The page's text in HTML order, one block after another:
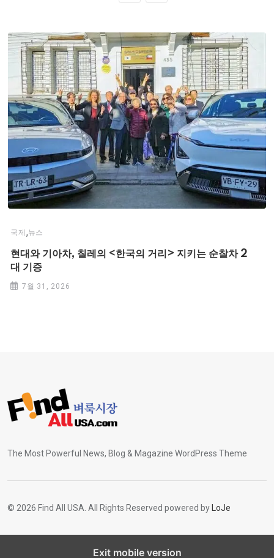
국제 ,뉴스
현대와 기아차, 칠레의 <한국의 거리> 지키는 순찰차 2
대 기증
7월 31, 2026
The Most Powerful News, Blog & Magazine WordPress Theme
© 2026 Find All USA. All Rights Reserved powered by LoJe
Exit mobile version